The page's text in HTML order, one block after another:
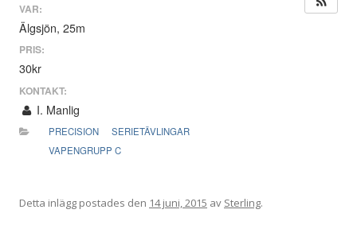
VAR:
Älgsjön, 25m
PRIS:
30kr
KONTAKT:
I. Manlig
PRECISION
SERIETÄVLINGAR
VAPENGRUPP C
Detta inlägg postades den 14 juni, 2015 av Sterling.